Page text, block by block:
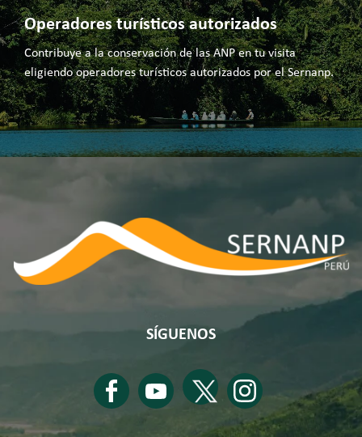
Operadores turísticos autorizados
Contribuye a la conservación de las ANP en tu visita
eligiendo operadores turísticos autorizados por el Sernanp.
SÍGUENOS